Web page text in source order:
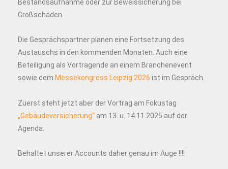
Bestandsaufnahme oder zur Beweissicherung bei
Großschäden.
Die Gesprächspartner planen eine Fortsetzung des
Austauschs in den kommenden Monaten. Auch eine
Beteiligung als Vortragende an einem Branchenevent
sowie dem Messekongress Leipzig 2026 ist im Gespräch.
Zuerst steht jetzt aber der Vortrag am Fokustag
„Gebäudeversicherung“ am 13. u. 14.11.2025 auf der
Agenda.
Behaltet unserer Accounts daher genau im Auge !!!!